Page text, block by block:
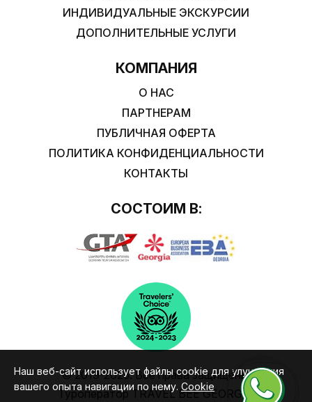
ИНДИВИДУАЛЬНЫЕ ЭКСКУРСИИ
ДОПОЛНИТЕЛЬНЫЕ УСЛУГИ
КОМПАНИЯ
О НАС
ПАРТНЕРАМ
ПУБЛИЧНАЯ ОФЕРТА
ПОЛИТИКА КОНФИДЕНЦИАЛЬНОСТИ
КОНТАКТЫ
СОСТОИМ В:
© 2019-2025. Все права защищены.
Туроператор TRAVEL BEE GEORGIA
Наш веб-сайт использует файлы cookie для улучшения
вашего опыта навигации по нему. Cookie